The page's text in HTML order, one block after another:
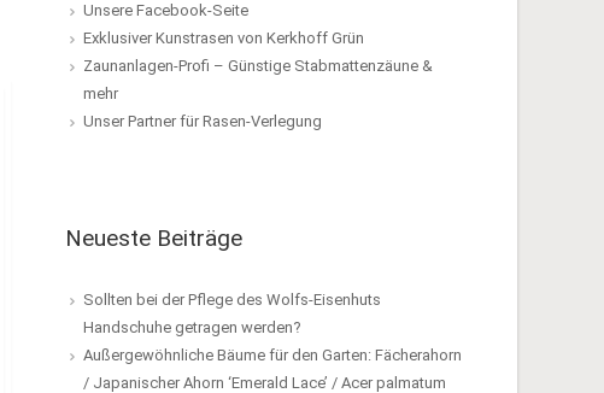
Unsere Facebook-Seite
Exklusiver Kunstrasen von Kerkhoff Grün
Zaunanlagen-Profi – Günstige Stabmattenzäune &
mehr
Unser Partner für Rasen-Verlegung
Neueste Beiträge
Sollten bei der Pflege des Wolfs-Eisenhuts
Handschuhe getragen werden?
Außergewöhnliche Bäume für den Garten: Fächerahorn
/ Japanischer Ahorn ‘Emerald Lace’ / Acer palmatum